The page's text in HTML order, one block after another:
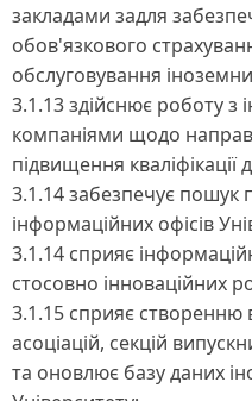
закладами задля
обов'язкового
обслуговування
3.1.13 здійснює роботу
компаніями щодо
підвищення кваліфікації
3.1.14 забезпечує пошук
інформаційних офісів
3.1.14 сприяє
стосовно інноваційних
3.1.15 сприяє створенню
асоціацій, секцій
та оновлює базу даних